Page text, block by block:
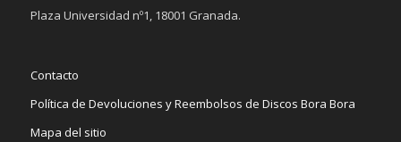
Plaza Universidad nº1, 18001 Granada.
Contacto
Política de Devoluciones y Reembolsos de Discos Bora Bora
Mapa del sitio